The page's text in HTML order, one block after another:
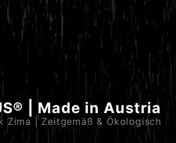
| Made in Austria
Zima | Zeitgemäß & Ökologisch